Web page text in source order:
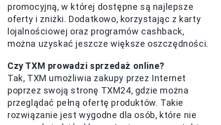
promocyjną, w której dostępne są najlepsze
oferty i zniżki. Dodatkowo, korzystając z karty
lojalnościowej oraz programów cashback,
można uzyskać jeszcze większe oszczędności.
Czy TXM prowadzi sprzedaż online?
Tak, TXM umożliwia zakupy przez Internet
poprzez swoją stronę TXM24, gdzie można
przeglądać pełną ofertę produktów. Takie
rozwiązanie jest wygodne dla osób, które nie